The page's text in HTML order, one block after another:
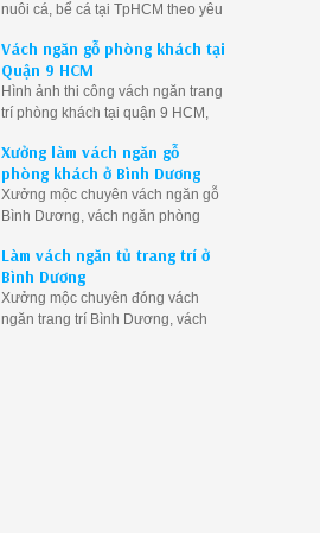
nuôi cá, bể cá tại TpHCM theo yêu
sinh bằng gỗ theo kích thước
Vách ngăn gỗ phòng khách tại
Quận 9 HCM
Hình ảnh thi công vách ngăn trang
trí phòng khách tại quận 9 HCM,
TpHCM giá rẻ, vách ngăn phòng
khách quận 9
Xưởng làm vách ngăn gỗ
phòng khách ở Bình Dương
Xưởng mộc chuyên vách ngăn gỗ
Bình Dương, vách ngăn phòng
bằng gỗ phòng khách tại Bình
Dương
Làm vách ngăn tủ trang trí ở
Bình Dương
Xưởng mộc chuyên đóng vách
ngăn trang trí Bình Dương, vách